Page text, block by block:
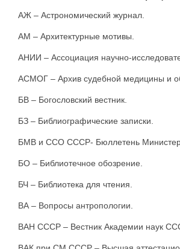
АЖ – Астрономический журнал.
AM – Архитектурные мотивы.
АНИИ – Ассоциация научно-
АСМОГ – Архив судебной медицины и
БВ – Богословский вестник.
БЗ – Библиографические записки.
БМВ и ССО СССР- Бюллетень
БО – Библиотечное обозрение.
БЧ – Библиотека для чтения.
ВА – Вопросы антропологии.
ВАН СССР – Вестник Академии наук